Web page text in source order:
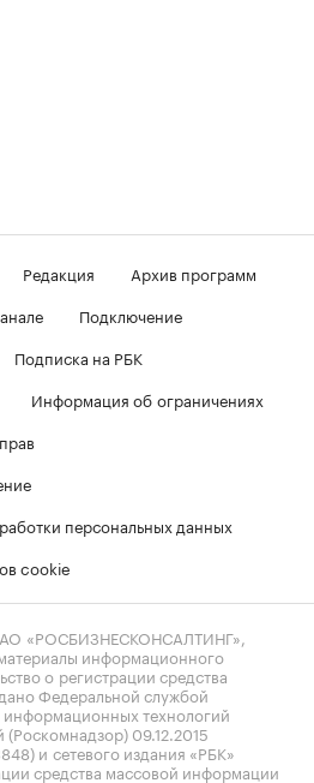
Редакция
Архив программ
Подключение
Подписка на РБК
Информация об ограничениях
персональных данных
cookie
«РОСБИЗНЕСКОНСАЛТИНГ»,
информационного
о регистрации средства
Федеральной службой
информационных технологий
09.12.2015
и сетевого издания «РБК»
средства массовой информации